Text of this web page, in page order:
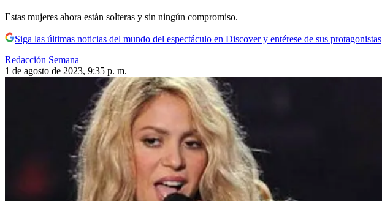
Estas mujeres ahora están solteras y sin ningún compromiso.
Siga las últimas noticias del mundo del espectáculo en Discover y entérese de sus protagonistas
Redacción Semana
1 de agosto de 2023, 9:35 p. m.